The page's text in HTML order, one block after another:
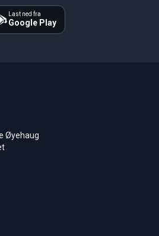
Last ned fra
Google Play
Øyehaug